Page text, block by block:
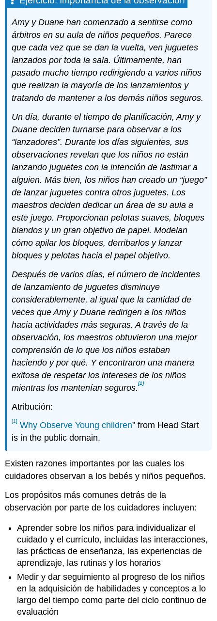
Amy y Duane han comenzado a sentirse como
árbitros en su aula de niños pequeños. Parece
que cada vez que se dan la vuelta, ven juguetes
lanzados por toda la sala. Últimamente, han
pasado mucho tiempo redirigiendo a varios niños
que realizan la mayoría de los lanzamientos y
tratando de mantener a los demás niños seguros.
Un día, durante el tiempo de planificación, Amy y
Duane deciden turnarse para observar a los
“lanzadores”. Durante los días siguientes, sus
observaciones revelan que los niños no están
lanzando juguetes con la intención de lastimar a
alguien. Más bien, los niños han creado un “juego”
de lanzar juguetes contra otros juguetes. Los
maestros deciden dedicar un área de su aula a
este juego. Proporcionan pelotas suaves, bloques
blandos y un gran objetivo de papel. Modelan
cómo apilar los bloques, derribarlos y lanzar
bloques y pelotas hacia el papel objetivo.
Después de varios días, el número de incidentes
de lanzamiento de juguetes disminuye
considerablemente, al igual que la cantidad de
veces que Amy y Duane redirigen a los niños
hacia actividades más seguras. A través de la
observación, los maestros obtuvieron una mejor
comprensión de lo que los niños estaban
haciendo y por qué. Y encontraron una manera
exitosa de respetar los intereses de los niños
mientras los mantenían seguros.[1]
Atribución:
[1] Why Observe Young children” from Head Start
is in the public domain.
Existen razones importantes por las cuales los
cuidadores observan a los bebés y niños pequeños.
Los propósitos más comunes detrás de la
observación por parte de los cuidadores incluyen:
Aprender sobre los niños para individualizar el
cuidado y el currículo, incluidas las interacciones,
las prácticas de enseñanza, las experiencias de
aprendizaje, las rutinas y los horarios
Medir y dar seguimiento al progreso de los niños
en la adquisición de habilidades y conceptos a lo
largo del tiempo como parte del ciclo continuo de
evaluación